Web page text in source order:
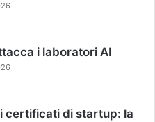
i laboratori AI
certificati di startup: la